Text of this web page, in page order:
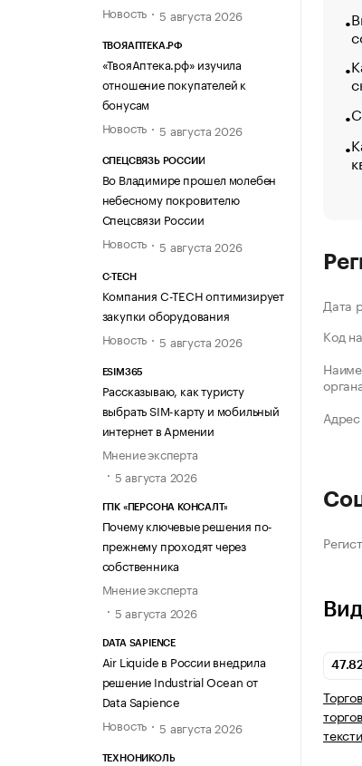
Новость
5 августа 2026
ТВОЯАПТЕКА.РФ
«ТвояАптека.рф» изучила
отношение покупателей к
бонусам
Новость
5 августа 2026
СПЕЦСВЯЗЬ РОССИИ
Во Владимире прошел молебен
небесному покровителю
Спецсвязи России
Новость
5 августа 2026
C-TECH
Компания C-TECH оптимизирует
закупки оборудования
Новость
5 августа 2026
ESIM365
Рассказываю, как туристу
выбрать SIM-карту и мобильный
интернет в Армении
Мнение эксперта
5 августа 2026
ГПК «ПЕРСОНА КОНСАЛТ»
Почему ключевые решения по-
прежнему проходят через
собственника
Мнение эксперта
5 августа 2026
DATA SAPIENCE
Air Liquide в России внедрила
решение Industrial Ocean от
Data Sapience
Новость
5 августа 2026
ТЕХНОНИКОЛЬ
Дата
Код
Адрес